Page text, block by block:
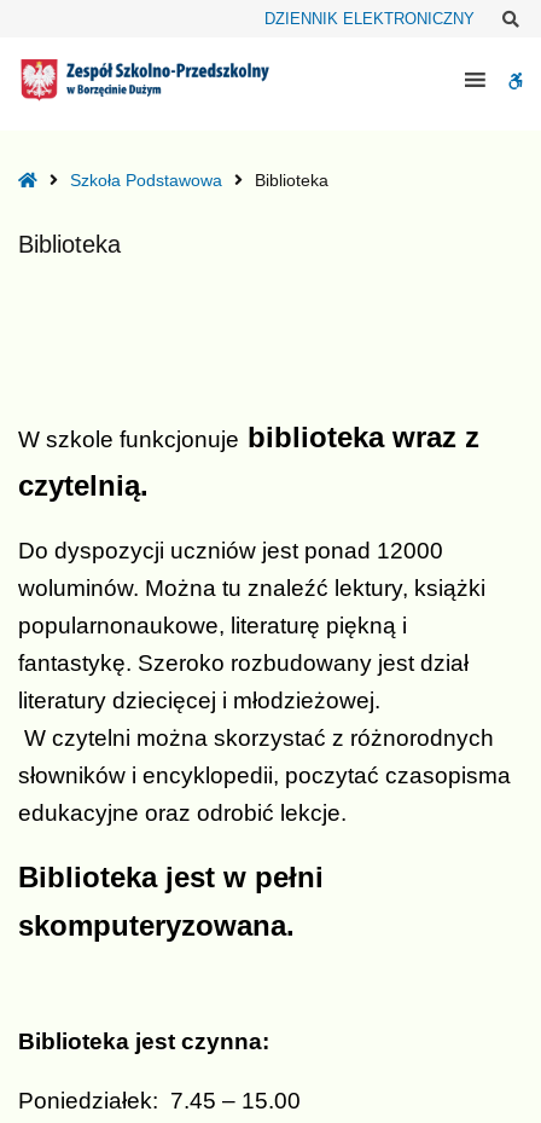
DZIENNIK ELEKTRONICZNY
HomeSzkoła Podstawowa Biblioteka
Biblioteka
W szkole funkcjonuje biblioteka wraz z
czytelnią.
Do dyspozycji uczniów jest ponad 12000
woluminów. Można tu znaleźć lektury, książki
popularnonaukowe, literaturę piękną i
fantastykę. Szeroko rozbudowany jest dział
literatury dziecięcej i młodzieżowej.
W czytelni można skorzystać z różnorodnych
słowników i encyklopedii, poczytać czasopisma
edukacyjne oraz odrobić lekcje.
Biblioteka jest w pełni
skomputeryzowana.
Biblioteka jest czynna:
Poniedziałek: 7.45 – 15.00